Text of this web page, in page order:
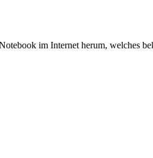
im Internet herum, welches